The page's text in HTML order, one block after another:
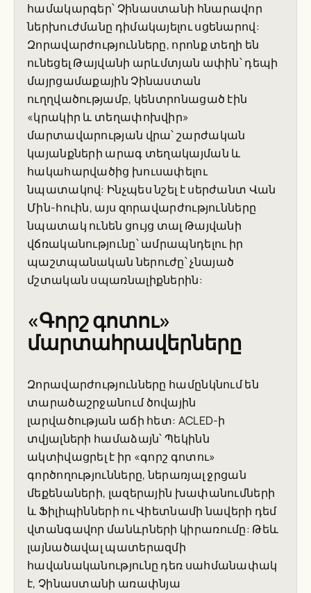
համակարգեր՝ Չինաստանի հնարավոր
ներխուժմանը դիմակայելու սցենարով:
Զորավարժությունները, որոնք տեղի են
ունեցել Թայվանի արևմտյան ափին՝ դեպի
մայրցամաքային Չինաստան
ուղղվածությամբ, կենտրոնացած էին
«կրակիր և տեղափոխվիր»
մարտավարության վրա՝ շարժական
կայանքների արագ տեղակայման և
հակահարվածից խուսափելու
նպատակով: Ինչպես նշել է սերժանտ Վան
Մին-հուին, այս զորավարժությունները
նպատակ ունեն ցույց տալ Թայվանի
վճռականությունը՝ ամրապնդելու իր
պաշտպանական ներուժը՝ չնայած
մշտական սպառնալիքներին:
«Գորշ գոտու»
մարտահրավերները
Զորավարժությունները համընկնում են
տարածաշրջանում ծովային
լարվածության աճի հետ: ACLED-ի
տվյալների համաձայն՝ Պեկինն
ակտիվացրել է իր «գորշ գոտու»
գործողությունները, ներառյալ ջրցան
մեքենաների, լազերային խափանումների
և Ֆիլիպինների ու Վիետնամի նավերի դեմ
վտանգավոր մանևրների կիրառումը: Թեև
լայնածավալ պատերազմի
հավանականությունը դեռ սահմանափակ
է, Չինաստանի առափնյա